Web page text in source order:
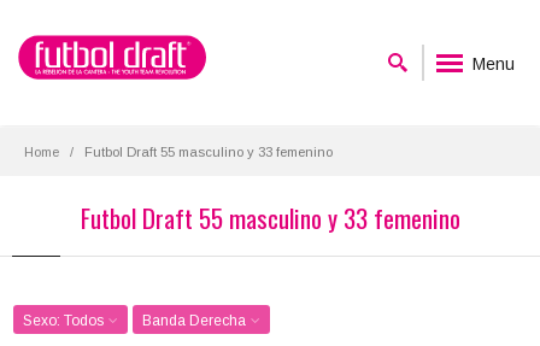
Menu
Home Futbol Draft 55 masculino y 33 femenino
Futbol Draft 55 masculino y 33 femenino
Sexo: Todos Banda Derecha